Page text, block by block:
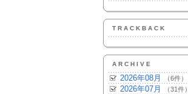
TRACKBACK
ARCHIVE
2026年08月 （6件）
2026年07月 （31件）